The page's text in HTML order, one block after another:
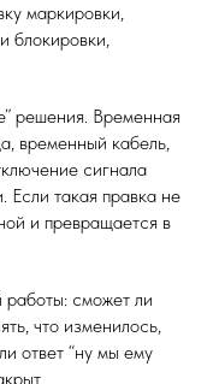
маркировки,
блокировки,
решения. Временная
временный кабель,
сигнала
Если такая правка не
и превращается в
сможет ли
что изменилось,
ответ “ну мы ему